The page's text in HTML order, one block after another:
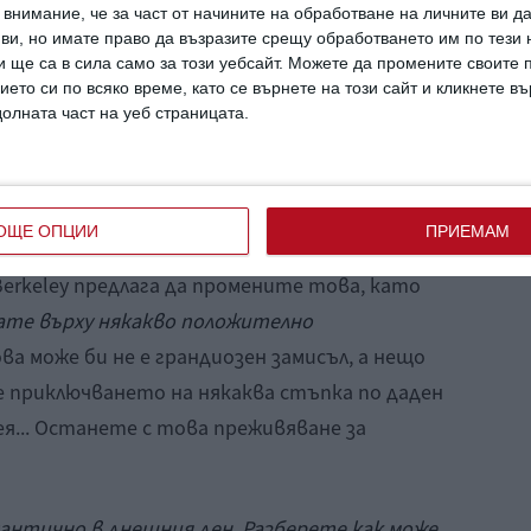
че за част от начините на обработване на личните ви
ви, но имате право да възразите срещу обработването им по тези
ще са в сила само за този уебсайт. Можете да промените своите
си по всяко време, като се върнете на този сайт и кликнете
част на уеб страницата.
ОПЦИИ ПРИЕМАМ
щастлив/а!"
тази страхотна кола, ще бъдете
човека, но все пак това няма да ви
човешкият мозък се адаптира
Щом получите желаното, ще искате
феномен е известен като "хедонична
предлага да промените това, като
върху някакво положително
може би не е грандиозен замисъл, а нещо
на някаква стъпка по даден
Останете с това преживяване за